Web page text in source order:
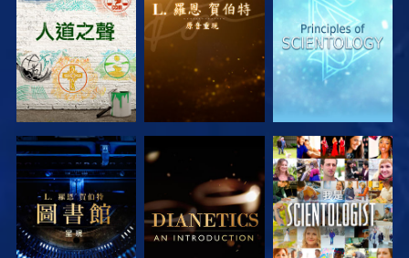
探索系列節目 探索系列節目 觀看